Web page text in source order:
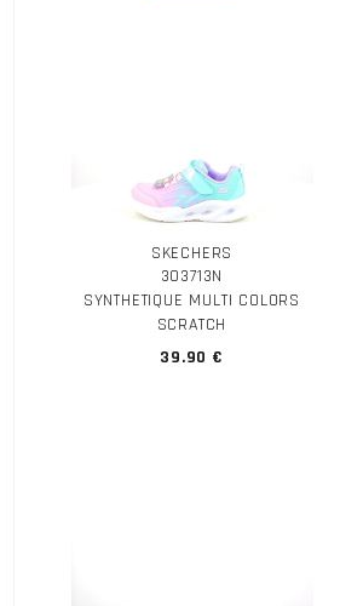
SKECHERS
303713N
SYNTHETIQUE MULTI COLORS
SCRATCH
39.90 €